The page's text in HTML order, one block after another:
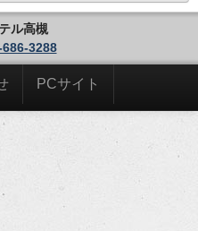
ル高槻
3288
PCサイト